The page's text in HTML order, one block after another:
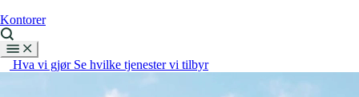
Kontorer
Hva vi gjør Se hvilke tjenester vi tilbyr